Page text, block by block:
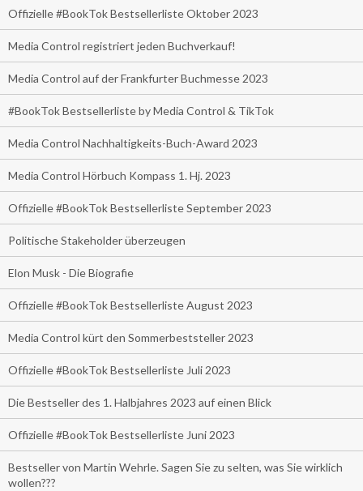
Offizielle #BookTok Bestsellerliste Oktober 2023
Media Control registriert jeden Buchverkauf!
Media Control auf der Frankfurter Buchmesse 2023
#BookTok Bestsellerliste by Media Control & TikTok
Media Control Nachhaltigkeits-Buch-Award 2023
Media Control Hörbuch Kompass 1. Hj. 2023
Offizielle #BookTok Bestsellerliste September 2023
Politische Stakeholder überzeugen
Elon Musk - Die Biografie
Offizielle #BookTok Bestsellerliste August 2023
Media Control kürt den Sommerbeststeller 2023
Offizielle #BookTok Bestsellerliste Juli 2023
Die Bestseller des 1. Halbjahres 2023 auf einen Blick
Offizielle #BookTok Bestsellerliste Juni 2023
Bestseller von Martin Wehrle. Sagen Sie zu selten, was Sie wirklich
wollen???